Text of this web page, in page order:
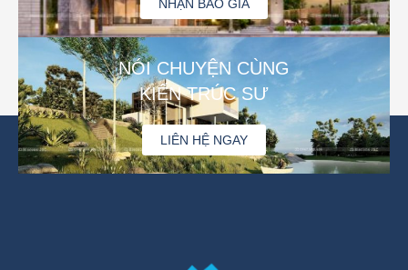
NHẬN BÁO GIÁ
NÓI CHUYỆN CÙNG
KIẾN TRÚC SƯ
LIÊN HỆ NGAY